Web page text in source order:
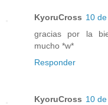
KyoruCross 10
gracias por la
mucho *w*
Responder
KyoruCross 10